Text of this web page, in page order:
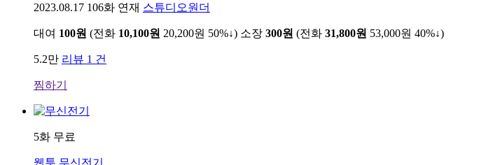
2023.08.17 106화 연재 스튜디오원더
대여 100원 (전화 10,100원 20,200원 50%↓) 소장 300원 (전화 31,800원 53,000원 40%↓)
5.2만 리뷰 1 건
찜하기
5화 무료
웹툰 무신전기